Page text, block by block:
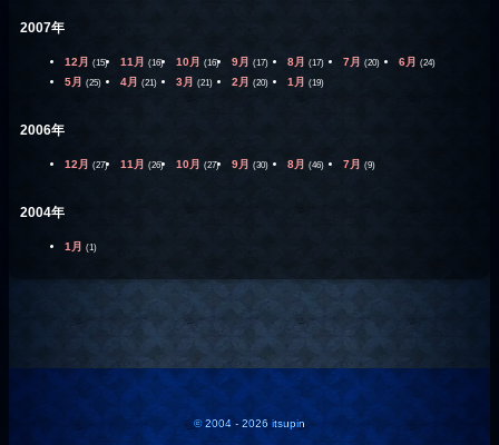
2007年
12月 (15) 11月 (16) 10月 (16) 9月 (17) 8月 (17) 7月 (20) 6月 (24)
5月 (25) 4月 (21) 3月 (21) 2月 (20) 1月 (19)
2006年
12月 (27) 11月 (26) 10月 (27) 9月 (30) 8月 (46) 7月 (9)
2004年
1月 (1)
© 2004 - 2026 itsupin